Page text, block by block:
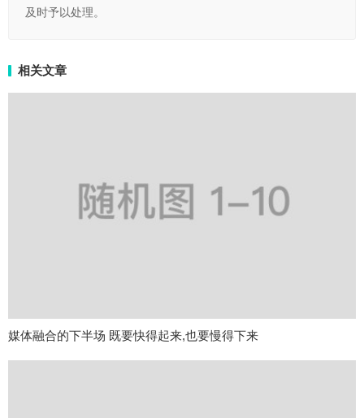
及时予以处理。
相关文章
媒体融合的下半场 既要快得起来,也要慢得下来